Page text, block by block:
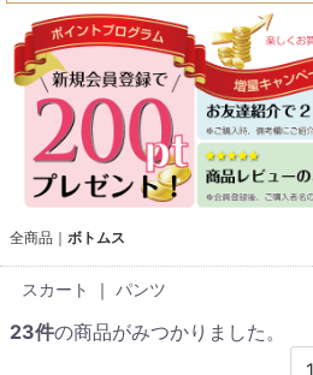
全商品 ボトムス
スカート ｜ パンツ
23件の商品がみつかりました。